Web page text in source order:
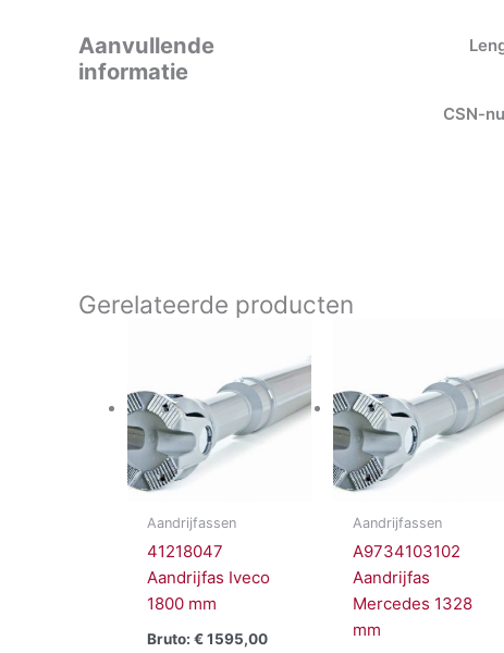
Aanvullende
informatie
CSN-
Gerelateerde producten
Aandrijfassen
41218047
Aandrijfas Iveco
1800 mm
Bruto: €1595,00
Aandrijfassen
A9734103102
Aandrijfas
Mercedes 1328
mm